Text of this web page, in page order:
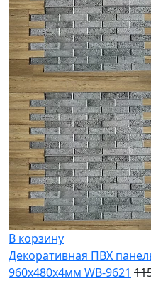
В корзину
Декоративная ПВХ
960х480х4мм WB-9621